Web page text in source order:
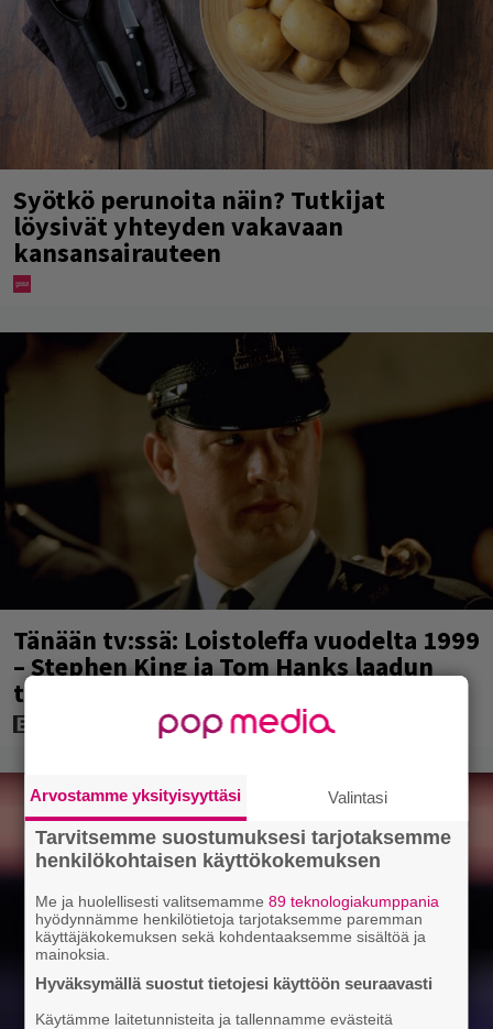
Syötkö perunoita näin? Tutkijat
löysivät yhteyden vakavaan
kansansairauteen
Tänään tv:ssä: Loistoleffa vuodelta 1999
– Stephen King ja Tom Hanks laadun
takeina
Arvostamme yksityisyyttäsi Valintasi
Tarvitsemme suostumuksesi tarjotaksemme
henkilökohtaisen käyttökokemuksen
Me ja huolellisesti valitsemamme89 teknologiakumppania
hyödynnämme henkilötietoja tarjotaksemme paremman
käyttäjäkokemuksen sekä kohdentaaksemme sisältöä ja
mainoksia.
Hyväksymällä suostut tietojesi käyttöön seuraavasti
Käytämme laitetunnisteita ja tallennamme evästeitä